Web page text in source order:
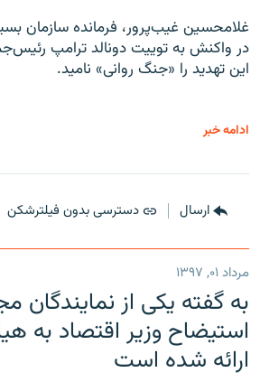
غلامحسین غیب‌پرور، فرمانده سازمان
در واکنش به توییت دونالد ترامپ
این تهدید را «جنگ روانی» نامید.
ادامه خبر
ارسال دسترسی بدون فیلترشکن
مرداد ۰۱, ۱۳۹۷
به گفته یکی از
استیضاح وزیر اقتصاد به
ارائه شده است